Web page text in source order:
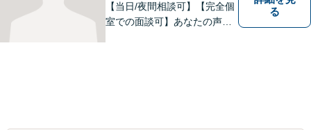
【当日/夜間相談可】【完全個
室での面談可】あなたの声を
る